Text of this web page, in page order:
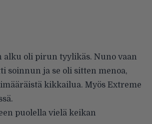
alku oli pirun tyylikäs. Nuno vaan
soinnun ja se oli sitten menoa,
kikkailua. Myös Extreme
puolella vielä keikan